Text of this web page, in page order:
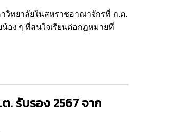
วิทยาลัยในสหราชอาณาจักรที่ ก.ต.
น้อง ๆ ที่สนใจเรียนต่อกฎหมายที่
. รับรอง 2567 จาก